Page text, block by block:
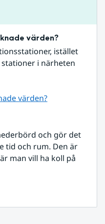
värden?
istället
i närheten
värden?
och gör det
tid och rum. Den är
man vill ha koll på